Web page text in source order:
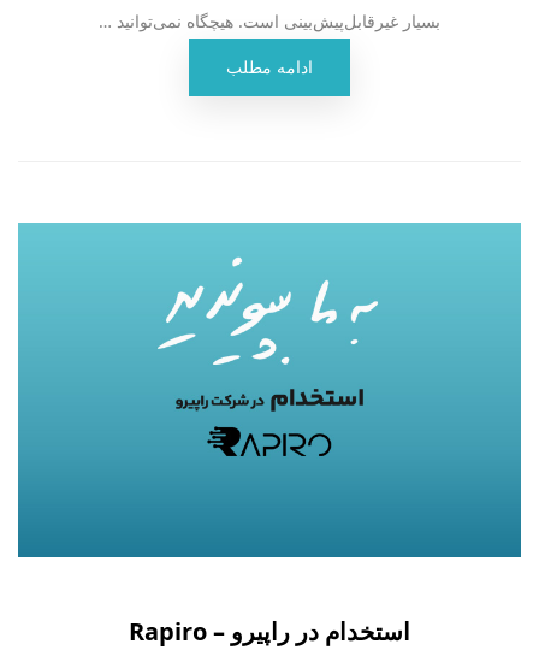
بسیار غیرقابل‌پیش‌بینی است. هیچگاه نمی‌توانید …
ادامه مطلب
استخدام در راپیرو – Rapiro